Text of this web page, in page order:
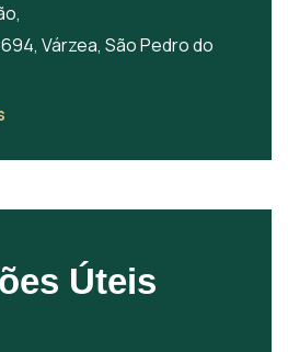
Várzea, São Pedro do
Úteis